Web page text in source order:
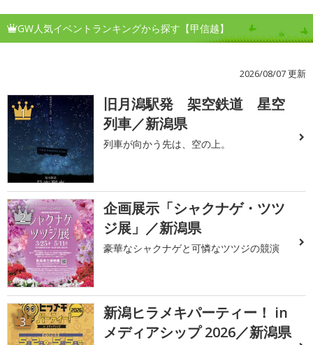
GW人気イベントランキングから探す【甲信越】
2026/08/07 更新
1
旧月潟駅発 架空鉄道 星空
列車／新潟県
列車が向かう先は、空の上。
2
企画展示「シャクナゲ・ツツ
ジ展」／新潟県
豪華なシャクナゲと可憐なツツジの競演
3
新潟ヒラメキパーティー！ in
メディアシップ 2026／新潟県